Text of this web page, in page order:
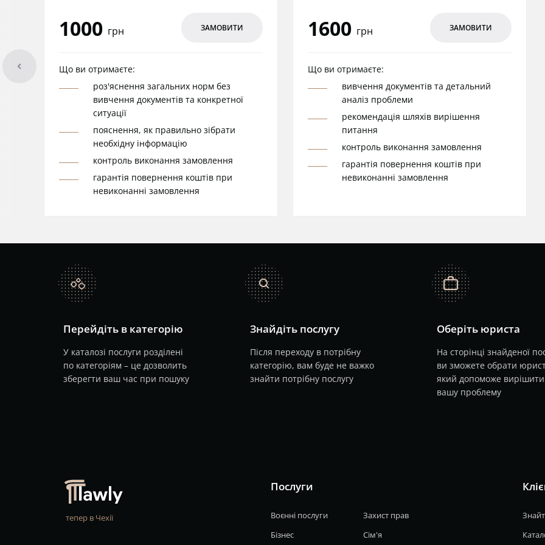
1000 грн ЗАМОВИТИ
Що ви отримаєте:
роз'яснення загальних норм без
вивчення документів та конкретної
ситуації
пояснення, як правильно зібрати
необхідну інформацію
контроль виконання замовлення
гарантія повернення коштів при
невиконанні замовлення
1600 грн ЗАМОВИТИ
Що ви отримаєте:
вивчення документів та детальний
аналіз проблеми
рекомендація шляхів вирішення
питання
контроль виконання замовлення
гарантія повернення коштів при
невиконанні замовлення
arrowleft
catalog
Перейдіть в категорію
У каталозі послуги розділені
по категоріям – це дозволить
зберегти ваш час при пошуку
search
Знайдіть послугу
Після переходу в потрібну
категорію, вам буде не важко
знайти потрібну послугу
job
Оберіть юриста
На сторінці знайденої
ви зможете обрати
який допоможе вирішити
вашу проблему
тепер в Чехії
Послуги
Воєнні послуги
Захист прав
Бізнес
Сім'я